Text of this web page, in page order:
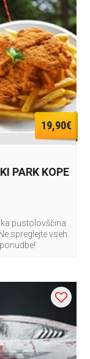
19,90€
PARK KOPE
pustolovščina
spreglejte vseh